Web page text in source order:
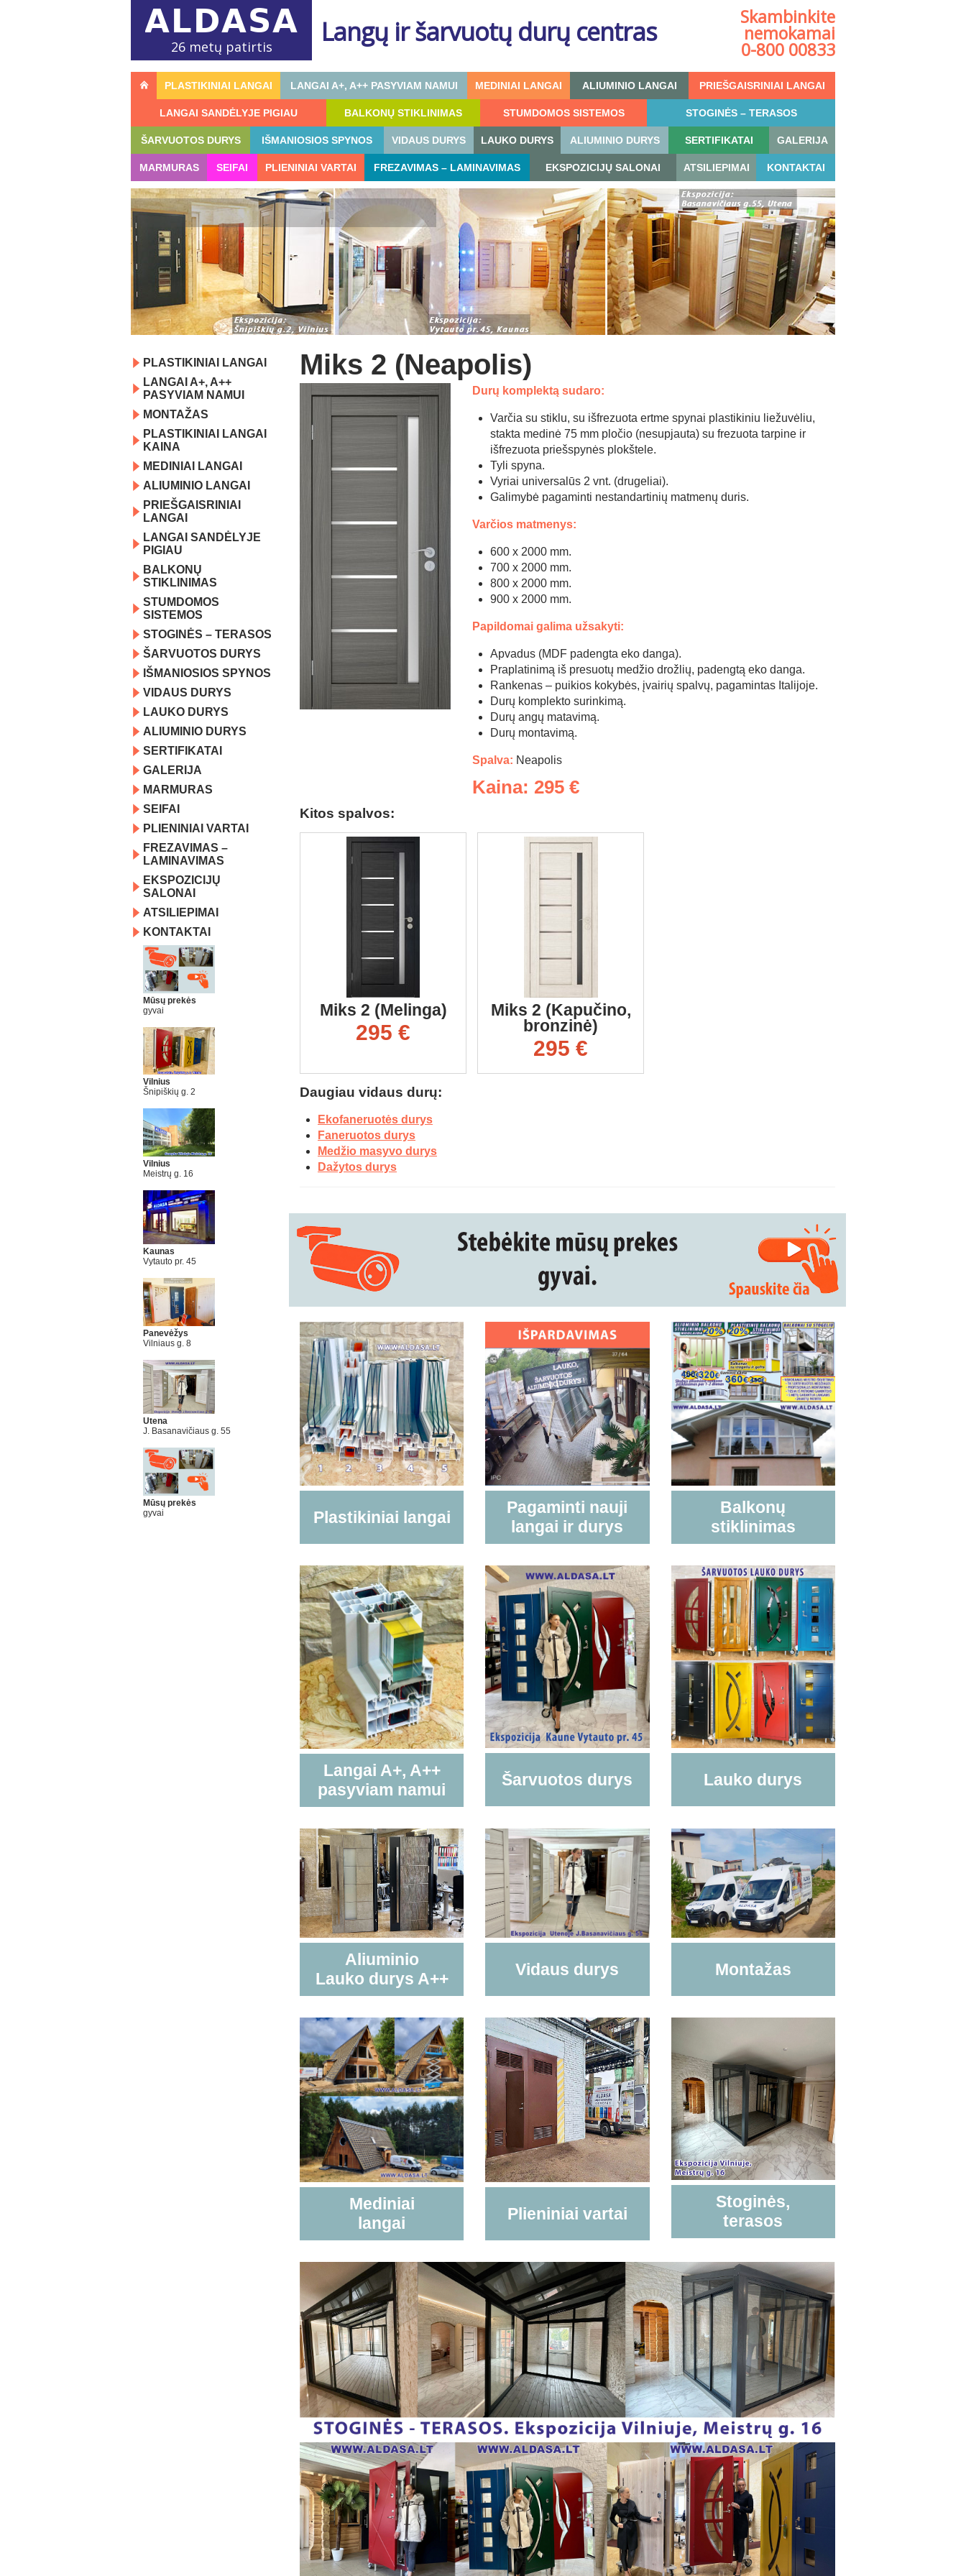
26 metų patirtis Langų ir šarvuotų durų centras Skambinkite
nemokamai
0-800 00833
PLASTIKINIAI LANGAI LANGAI A+, A++ PASYVIAM NAMUI MEDINIAI LANGAI ALIUMINIO LANGAI PRIEŠGAISRINIAI LANGAI
LANGAI SANDĖLYJE PIGIAU BALKONŲ STIKLINIMAS STUMDOMOS SISTEMOS STOGINĖS – TERASOS
ŠARVUOTOS DURYS IŠMANIOSIOS SPYNOS VIDAUS DURYS LAUKO DURYS ALIUMINIO DURYS SERTIFIKATAI GALERIJA
MARMURAS SEIFAI PLIENINIAI VARTAI FREZAVIMAS – LAMINAVIMAS EKSPOZICIJŲ SALONAI ATSILIEPIMAI KONTAKTAI
PLASTIKINIAI LANGAI
LANGAI A+, A++
PASYVIAM NAMUI
MONTAŽAS
PLASTIKINIAI LANGAI
KAINA
MEDINIAI LANGAI
ALIUMINIO LANGAI
PRIEŠGAISRINIAI
LANGAI
LANGAI SANDĖLYJE
PIGIAU
BALKONŲ
STIKLINIMAS
STUMDOMOS
SISTEMOS
STOGINĖS – TERASOS
ŠARVUOTOS DURYS
IŠMANIOSIOS SPYNOS
VIDAUS DURYS
LAUKO DURYS
ALIUMINIO DURYS
SERTIFIKATAI
GALERIJA
MARMURAS
SEIFAI
PLIENINIAI VARTAI
FREZAVIMAS –
LAMINAVIMAS
EKSPOZICIJŲ
SALONAI
ATSILIEPIMAI
KONTAKTAI
Mūsų prekės
gyvai
Vilnius
Šnipiškių g. 2
Vilnius
Meistrų g. 16
Kaunas
Vytauto pr. 45
Panevėžys
Vilniaus g. 8
Utena
J. Basanavičiaus g. 55
Mūsų prekės
gyvai
Miks 2 (Neapolis)
Durų komplektą sudaro:
Varčia su stiklu, su išfrezuota ertme spynai plastikiniu liežuvėliu,
stakta medinė 75 mm pločio (nesupjauta) su frezuota tarpine ir
išfrezuota priešspynės plokštele.
Tyli spyna.
Vyriai universalūs 2 vnt. (drugeliai).
Galimybė pagaminti nestandartinių matmenų duris.
Varčios matmenys:
600 x 2000 mm.
700 x 2000 mm.
800 x 2000 mm.
900 x 2000 mm.
Papildomai galima užsakyti:
Apvadus (MDF padengta eko danga).
Praplatinimą iš presuotų medžio drožlių, padengtą eko danga.
Rankenas – puikios kokybės, įvairių spalvų, pagamintas Italijoje.
Durų komplekto surinkimą.
Durų angų matavimą.
Durų montavimą.
Spalva: Neapolis
Kaina: 295 €
Kitos spalvos:
Miks 2 (Melinga)
295 €
Miks 2 (Kapučino,
bronzinė)
295 €
Daugiau vidaus durų:
Ekofaneruotės durys
Faneruotos durys
Medžio masyvo durys
Dažytos durys
Plastikiniai langai
Pagaminti nauji
langai ir durys
Balkonų
stiklinimas
Langai A+, A++
pasyviam namui
Šarvuotos durys Lauko durys
Aliuminio
Lauko durys A++
Vidaus durys Montažas
Mediniai
langai
Plieniniai vartai
Stoginės,
terasos